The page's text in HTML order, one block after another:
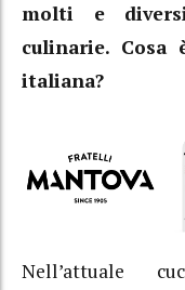
molti e
culinarie. Cosa
italiana?
Nell’attuale